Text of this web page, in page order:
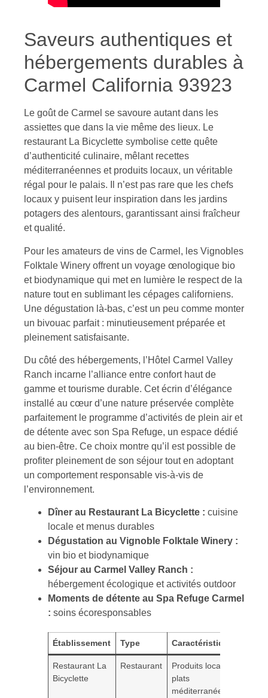
Saveurs authentiques et
hébergements durables à
Carmel California 93923
Le goût de Carmel se savoure autant dans les
assiettes que dans la vie même des lieux. Le
restaurant La Bicyclette symbolise cette quête
d’authenticité culinaire, mêlant recettes
méditerranéennes et produits locaux, un véritable
régal pour le palais. Il n’est pas rare que les chefs
locaux y puisent leur inspiration dans les jardins
potagers des alentours, garantissant ainsi fraîcheur
et qualité.
Pour les amateurs de vins de Carmel, les Vignobles
Folktale Winery offrent un voyage œnologique bio
et biodynamique qui met en lumière le respect de la
nature tout en sublimant les cépages californiens.
Une dégustation là-bas, c’est un peu comme monter
un bivouac parfait : minutieusement préparée et
pleinement satisfaisante.
Du côté des hébergements, l’Hôtel Carmel Valley
Ranch incarne l’alliance entre confort haut de
gamme et tourisme durable. Cet écrin d’élégance
installé au cœur d’une nature préservée complète
parfaitement le programme d’activités de plein air et
de détente avec son Spa Refuge, un espace dédié
au bien-être. Ce choix montre qu’il est possible de
profiter pleinement de son séjour tout en adoptant
un comportement responsable vis-à-vis de
l’environnement.
Dîner au Restaurant La Bicyclette : cuisine
locale et menus durables
Dégustation au Vignoble Folktale Winery :
vin bio et biodynamique
Séjour au Carmel Valley Ranch :
hébergement écologique et activités outdoor
Moments de détente au Spa Refuge Carmel
: soins écoresponsables
Établissement Type Caractéristiques
Restaurant La
Bicyclette
Restaurant
Produits locaux,
plats
méditerranéens,